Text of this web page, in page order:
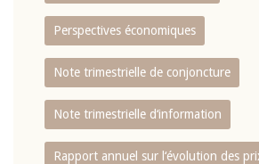
Perspectives économiques
Note trimestrielle de conjoncture
Note trimestrielle d‘information
Rapport annuel sur l‘évolution des